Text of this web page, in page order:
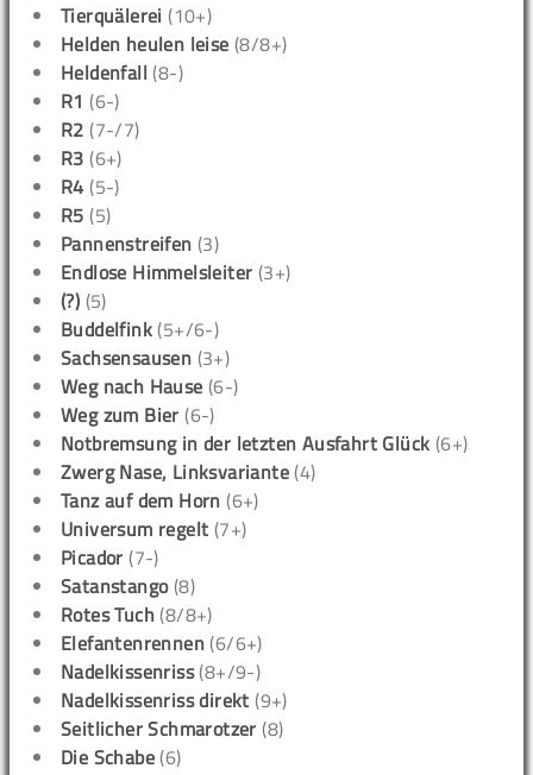
Tierquälerei (10+)
Helden heulen leise (8/8+)
Heldenfall (8-)
R1 (6-)
R2 (7-/7)
R3 (6+)
R4 (5-)
R5 (5)
Pannenstreifen (3)
Endlose Himmelsleiter (3+)
(?) (5)
Buddelfink (5+/6-)
Sachsensausen (3+)
Weg nach Hause (6-)
Weg zum Bier (6-)
Notbremsung in der letzten Ausfahrt Glück (6+)
Zwerg Nase, Linksvariante (4)
Tanz auf dem Horn (6+)
Universum regelt (7+)
Picador (7-)
Satanstango(8)
Rotes Tuch (8/8+)
Elefantenrennen (6/6+)
Nadelkissenriss(8+/9-)
Nadelkissenriss direkt (9+)
Seitlicher Schmarotzer (8)
Die Schabe (6)